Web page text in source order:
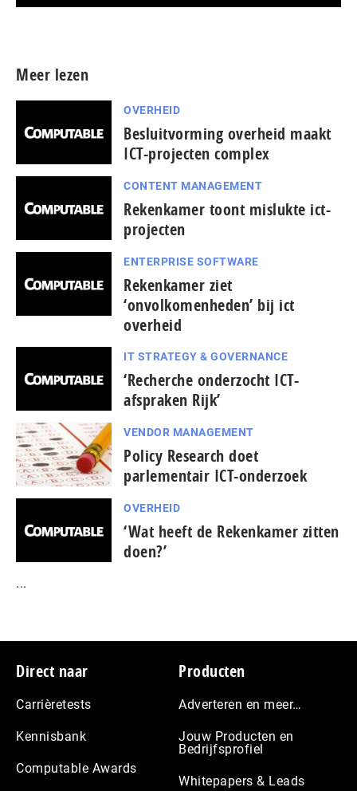
Meer lezen
OVERHEID
Besluitvorming overheid maakt
ICT-projecten complex
CONTENT MANAGEMENT
Rekenkamer toont mislukte ict-
projecten
ENTERPRISE SOFTWARE
Rekenkamer ziet
‘onvolkomenheden’ bij ict
overheid
IT STRATEGY & GOVERNANCE
‘Recherche onderzocht ICT-
afspraken Rijk’
VENDOR MANAGEMENT
Policy Research doet
parlementair ICT-onderzoek
OVERHEID
‘Wat heeft de Rekenkamer zitten
doen?’
...
Footer
Direct naar
Carrièretests
Kennisbank
Computable Awards
Producten
Adverteren en meer…
Jouw Producten en
Bedrijfsprofiel
Whitepapers & Leads